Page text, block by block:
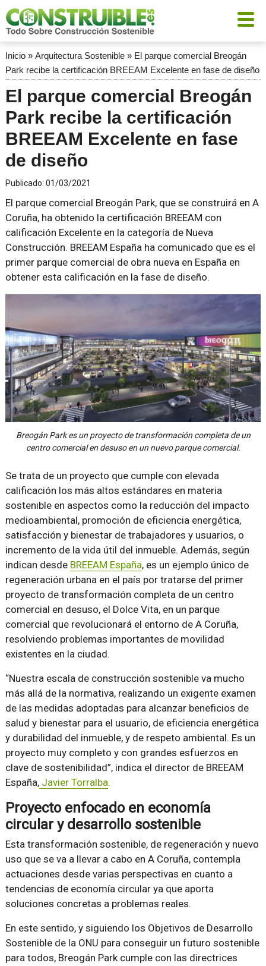
Inicio» Arquitectura Sostenible» El parque comercial Breogán
Park recibe la certificación BREEAM Excelente en fase de diseño
El parque comercial Breogán
Park recibe la certificación
BREEAM Excelente en fase
de diseño
Publicado: 01/03/2021
El parque comercial Breogán Park, que se construirá en A
Coruña, ha obtenido la certificación BREEAM con
calificación Excelente en la categoría de Nueva
Construcción. BREEAM España ha comunicado que es el
primer parque comercial de obra nueva en España en
obtener esta calificación en la fase de diseño.
Breogán Park es un proyecto de transformación completa de un
centro comercial en desuso en un nuevo parque comercial.
Se trata de un proyecto que cumple con elevada
calificación los más altos estándares en materia
sostenible en aspectos como la reducción del impacto
medioambiental, promoción de eficiencia energética,
satisfacción y bienestar de trabajadores y usuarios, o
incremento de la vida útil del inmueble. Además, según
indican desde BREEAM España, es un ejemplo único de
regeneración urbana en el país por tratarse del primer
proyecto de transformación completa de un centro
comercial en desuso, el Dolce Vita, en un parque
comercial que revolucionará el entorno de A Coruña,
resolviendo problemas importantes de movilidad
existentes en la ciudad.
“Nuestra escala de construcción sostenible va mucho
más allá de la normativa, realizando un exigente examen
de las medidas adoptadas para alcanzar beneficios de
salud y bienestar para el usuario, de eficiencia energética
y durabilidad del inmueble, y de respeto ambiental. Es un
proyecto muy completo y con grandes esfuerzos en
clave de sostenibilidad”, indica el director de BREEAM
España,Javier Torralba.
Proyecto enfocado en economía
circular y desarrollo sostenible
Esta transformación sostenible, de regeneración y nuevo
uso que se va a llevar a cabo en A Coruña, contempla
actuaciones desde varias perspectivas en cuanto a
tendencias de economía circular ya que aporta
soluciones concretas a problemas reales.
En este sentido, y siguiendo los Objetivos de Desarrollo
Sostenible de la ONU para conseguir un futuro sostenible
para todos, Breogán Park cumple con las directrices